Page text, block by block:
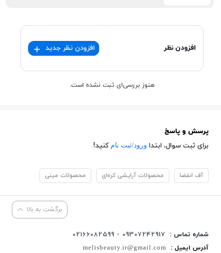
افزودن نظر افزودن نظر جدید
هنوز بررسی‌ای ثبت نشده است.
پرسش و پاسخ
برای ثبت سوال، ابتدا ورود/ثبت نام کنید!
آف انقضا محصولات آرایشی کره‌ای محصولات مینی
برگشت به بالا
شماره تماس :
09307242917 - 02166082599
آدرس ایمیل :
melisbeauty.ir@gmail.com